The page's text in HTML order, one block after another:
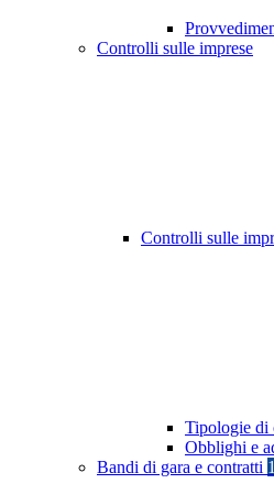
Controlli sulle imprese
Controlli sulle
Tipologie di
Obblighi e
Bandi di gara e contratti